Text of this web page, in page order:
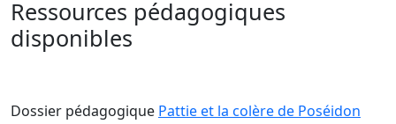
Ressources pédagogiques
disponibles
Dossier pédagogique Pattie et la colère de Poséidon